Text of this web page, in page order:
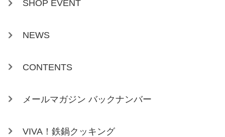
SHOP EVENT
NEWS
CONTENTS
メールマガジン バックナンバー
VIVA！鉄鍋クッキング